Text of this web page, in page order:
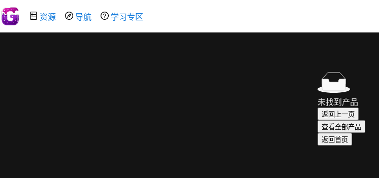
资源 导航 学习专区
未找到产品
返回上一页
查看全部产品
返回首页